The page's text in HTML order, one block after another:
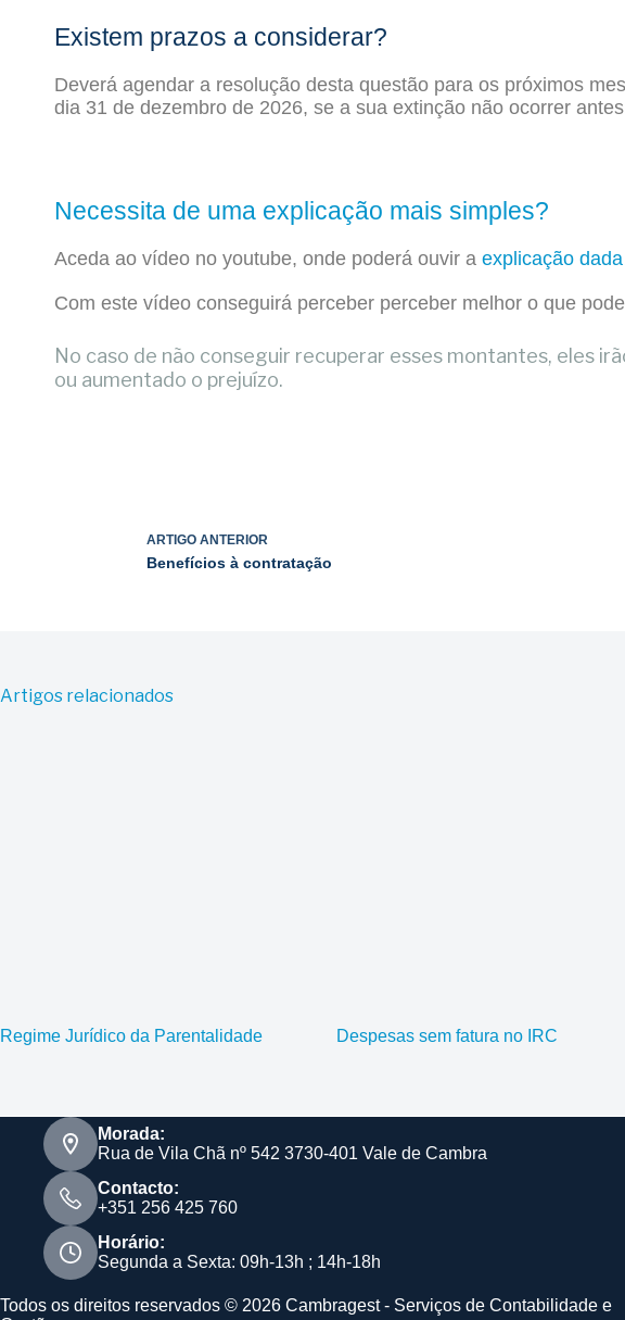
Existem prazos a considerar?
Deverá agendar a resolução desta questão para os próximos
dia 31 de dezembro de 2026, se a sua extinção não ocorrer
Necessita de uma explicação mais simples?
Aceda ao vídeo no youtube, onde poderá ouvir a explicação
Com este vídeo conseguirá perceber perceber melhor o que
No caso de não conseguir recuperar esses montantes, eles
ou aumentado o prejuízo.
ARTIGO ANTERIOR
Benefícios à contratação
Artigos relacionados
Regime Jurídico da Parentalidade Despesas sem fatura no IRC
Morada:
Rua de Vila Chã nº 542 3730-401 Vale de Cambra
Contacto:
+351 256 425 760
Horário:
Segunda a Sexta: 09h-13h ; 14h-18h
Todos os direitos reservados © 2026 Cambragest - Serviços de Contabilidade e